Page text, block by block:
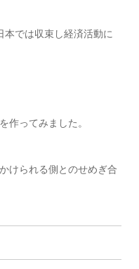
本では収束し経済活動に
作ってみました。
けられる側とのせめぎ合